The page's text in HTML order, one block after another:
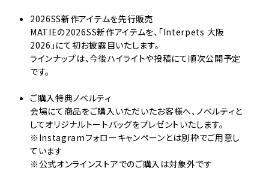
2026SS新作アイテムを先行販売
MATIEの2026SS新作アイテムを、「Interpets 大阪
2026」にて初お披露目いたします。
ラインナップは、今後ハイライトや投稿にて順次公開予定
です。
ご購入特典ノベルティ
会場にて商品をご購入いただいたお客様へ、ノベルティと
してオリジナルトートバッグをプレゼントいたします。
※Instagramフォローキャンペーンとは別枠でご用意し
ています
※公式オンラインストアでのご購入は対象外です